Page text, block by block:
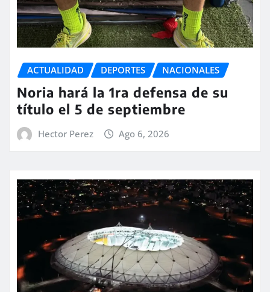
ACTUALIDAD DEPORTES NACIONALES
Noria hará la 1ra defensa de su
título el 5 de septiembre
Hector Perez Ago 6, 2026